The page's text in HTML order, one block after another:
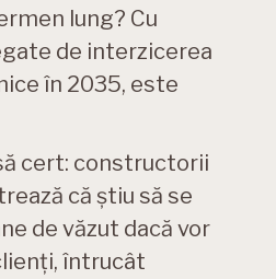
lung? Cu
de interzicerea
în 2035, este
cert: constructorii
că știu să se
de văzut dacă vor
întrucât